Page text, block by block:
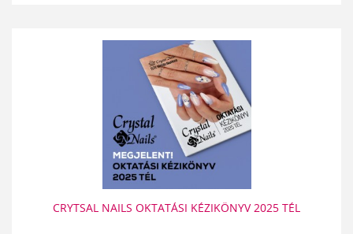
CRYTSAL NAILS OKTATÁSI KÉZIKÖNYV 2025 TÉL